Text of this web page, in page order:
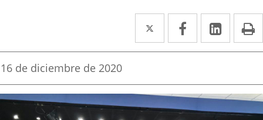
Twitter
Enlace
a
aplicación
externa.
Facebook
Enlace
a
aplicación
externa.
Enlace
a
Fecha
la
noticia
16 de diciembre de 2020